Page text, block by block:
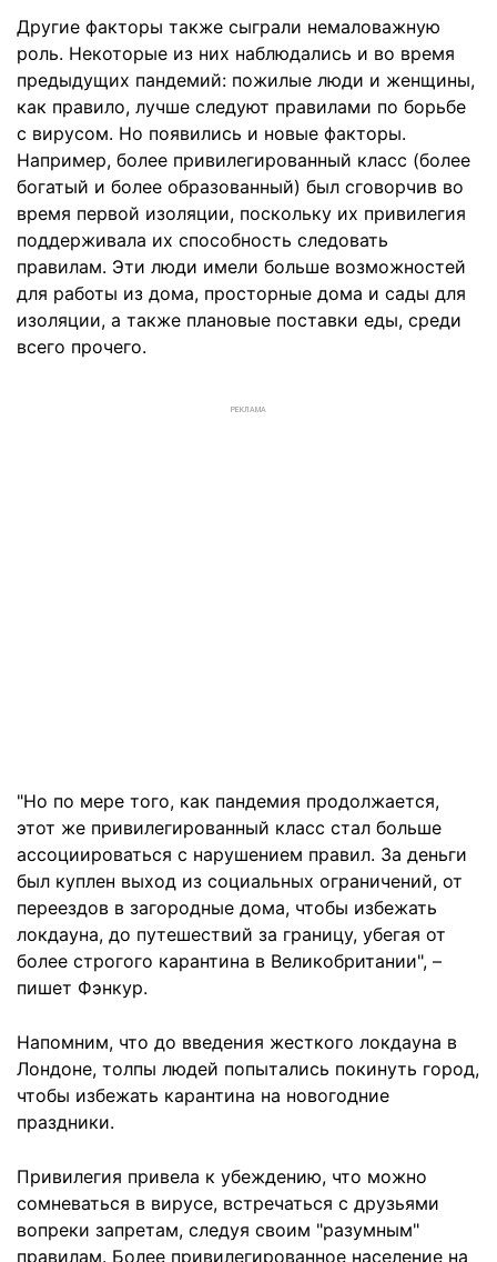
Другие факторы также сыграли немаловажную
роль. Некоторые из них наблюдались и во время
предыдущих пандемий: пожилые люди и женщины,
как правило, лучше следуют правилами по борьбе
с вирусом. Но появились и новые факторы.
Например, более привилегированный класс (более
богатый и более образованный) был сговорчив во
время первой изоляции, поскольку их привилегия
поддерживала их способность следовать
правилам. Эти люди имели больше возможностей
для работы из дома, просторные дома и сады для
изоляции, а также плановые поставки еды, среди
всего прочего.
РЕКЛАМА
"Но по мере того, как пандемия продолжается,
этот же привилегированный класс стал больше
ассоциироваться с нарушением правил. За деньги
был куплен выход из социальных ограничений, от
переездов в загородные дома, чтобы избежать
локдауна, до путешествий за границу, убегая от
более строгого карантина в Великобритании", –
пишет Фэнкур.
Напомним, что до введения жесткого локдауна в
Лондоне, толпы людей попытались покинуть город,
чтобы избежать карантина на новогодние
праздники.
Привилегия привела к убеждению, что можно
сомневаться в вирусе, встречаться с друзьями
вопреки запретам, следуя своим "разумным"
правилам. Более привилегированное население на